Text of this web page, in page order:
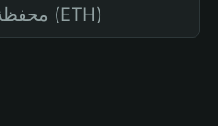
محفظة إيثيريوم (ETH)